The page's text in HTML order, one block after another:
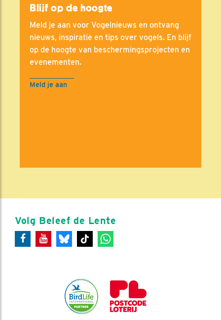
Blijf op de hoogte
Meld je aan voor Vogelnieuws en ontvang
nieuws, inspiratie en tips over vogels. En blijf
op de hoogte van beschermingsprojecten en
evenementen.
Meld je aan
Volg Beleef de Lente